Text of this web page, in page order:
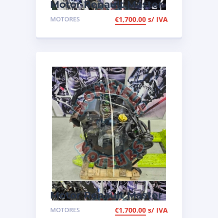
Motor Renault Master
2.5 DCI, ref G9U 650
MOTORES €1,700.00 s/ IVA
Motor Renault Master
2.5 DCI, ref G9U 632
MOTORES €1,700.00 s/ IVA